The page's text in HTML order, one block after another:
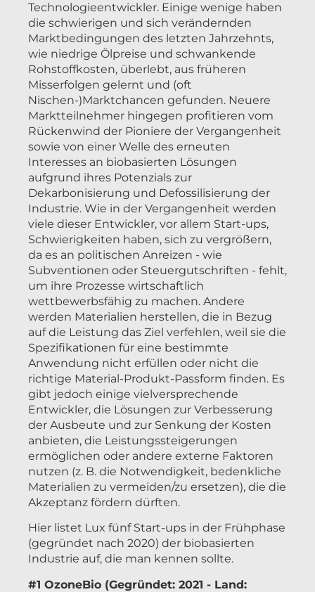
Technologieentwickler. Einige wenige haben
die schwierigen und sich verändernden
Marktbedingungen des letzten Jahrzehnts,
wie niedrige Ölpreise und schwankende
Rohstoffkosten, überlebt, aus früheren
Misserfolgen gelernt und (oft
Nischen-)Marktchancen gefunden. Neuere
Marktteilnehmer hingegen profitieren vom
Rückenwind der Pioniere der Vergangenheit
sowie von einer Welle des erneuten
Interesses an biobasierten Lösungen
aufgrund ihres Potenzials zur
Dekarbonisierung und Defossilisierung der
Industrie. Wie in der Vergangenheit werden
viele dieser Entwickler, vor allem Start-ups,
Schwierigkeiten haben, sich zu vergrößern,
da es an politischen Anreizen - wie
Subventionen oder Steuergutschriften - fehlt,
um ihre Prozesse wirtschaftlich
wettbewerbsfähig zu machen. Andere
werden Materialien herstellen, die in Bezug
auf die Leistung das Ziel verfehlen, weil sie die
Spezifikationen für eine bestimmte
Anwendung nicht erfüllen oder nicht die
richtige Material-Produkt-Passform finden. Es
gibt jedoch einige vielversprechende
Entwickler, die Lösungen zur Verbesserung
der Ausbeute und zur Senkung der Kosten
anbieten, die Leistungssteigerungen
ermöglichen oder andere externe Faktoren
nutzen (z. B. die Notwendigkeit, bedenkliche
Materialien zu vermeiden/zu ersetzen), die die
Akzeptanz fördern dürften.
Hier listet Lux fünf Start-ups in der Frühphase
(gegründet nach 2020) der biobasierten
Industrie auf, die man kennen sollte.
#1 OzoneBio (Gegründet: 2021 - Land: